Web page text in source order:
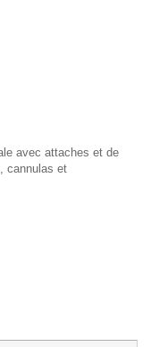
avec attaches et de
cannulas et